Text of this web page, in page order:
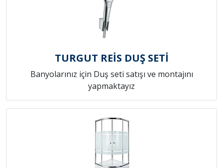
TURGUT REİS DUŞ SETİ
Banyolarınız için Duş seti satışı ve montajını
yapmaktayız